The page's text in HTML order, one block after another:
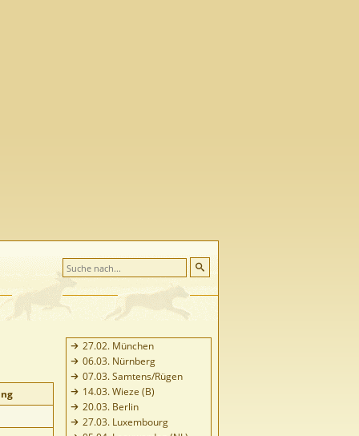
27.02. München
06.03. Nürnberg
07.03. Samtens/Rügen
14.03. Wieze (B)
20.03. Berlin
27.03. Luxembourg